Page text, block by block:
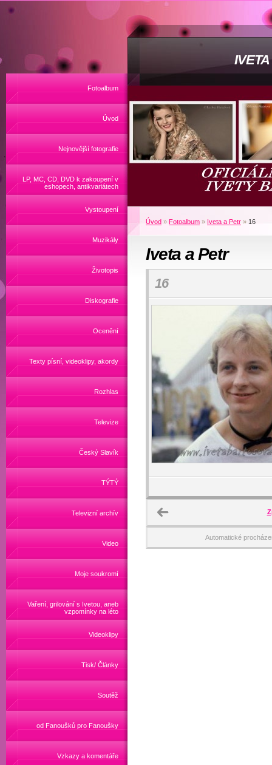
Fotoalbum
Úvod
Nejnovější fotografie
LP, MC, CD, DVD k zakoupení v
eshopech, antikvariátech
Vystoupení
Muzikály
Životopis
Diskografie
Ocenění
Texty písní, videoklipy, akordy
Rozhlas
Televize
Český Slavík
TÝTÝ
Televizní archív
Video
Moje soukromí
Vaření, grilování s Ivetou, aneb
vzpomínky na léto
Videoklipy
Tisk/ Články
Soutěž
od Fanoušků pro Fanoušky
Vzkazy a komentáře
Úvod » Fotoalbum » Iveta a Petr » 16
Iveta a Petr
16
Automatické